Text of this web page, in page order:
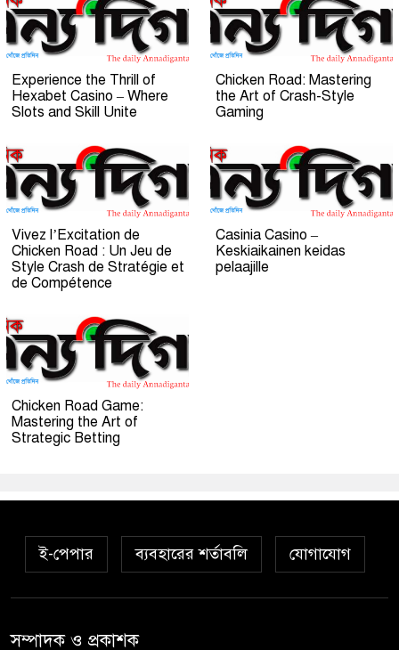
Experience the Thrill of
Hexabet Casino – Where
Slots and Skill Unite
Chicken Road: Mastering
the Art of Crash-Style
Gaming
Vivez l’Excitation de
Chicken Road : Un Jeu de
Style Crash de Stratégie et
de Compétence
Casinia Casino –
Keskiaikainen keidas
pelaajille
Chicken Road Game:
Mastering the Art of
Strategic Betting
ই-পেপার ব্যবহারের শর্তাবলি যোগাযোগ
সম্পাদক ও প্রকাশক